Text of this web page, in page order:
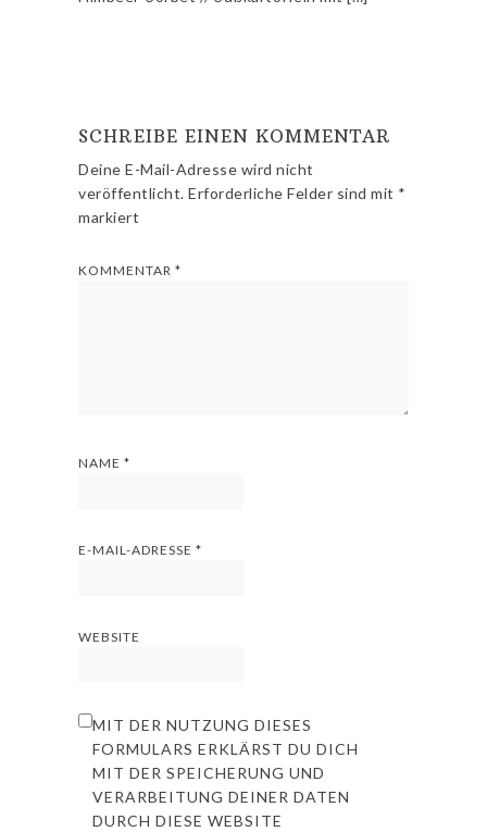
SCHREIBE EINEN KOMMENTAR
Deine E-Mail-Adresse wird nicht
veröffentlicht. Erforderliche Felder sind mit *
markiert
KOMMENTAR*
NAME*
E-MAIL-ADRESSE*
WEBSITE
MIT DER NUTZUNG DIESES
FORMULARS ERKLÄRST DU DICH
MIT DER SPEICHERUNG UND
VERARBEITUNG DEINER DATEN
DURCH DIESE WEBSITE